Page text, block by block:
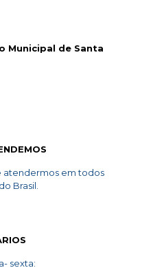
Municipal de Santa
atendermos em todos
Brasil.
sexta: